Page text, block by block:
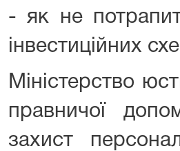
- як не
інвестиційних
Міністерство
правничої
захист